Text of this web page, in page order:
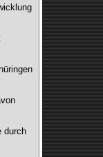
durch